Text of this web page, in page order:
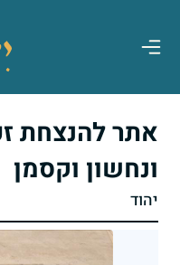
אתר להנצחת
ונחשון וקסמן
יהוד